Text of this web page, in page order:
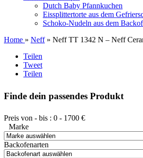
Dutch Baby Pfannkuchen
Eissplittertorte aus dem
Schoko-Nudeln aus dem
Home » Neff» Neff TT 1342 N – Neff
Teilen
Tweet
Teilen
Finde dein passendes Produkt
Preis von - bis : 0 - 1700 €
Marke
Backofenarten